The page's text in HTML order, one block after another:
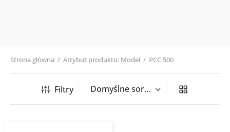
Strona główna / Atrybut produktu: Model / PCC 500
Filtry